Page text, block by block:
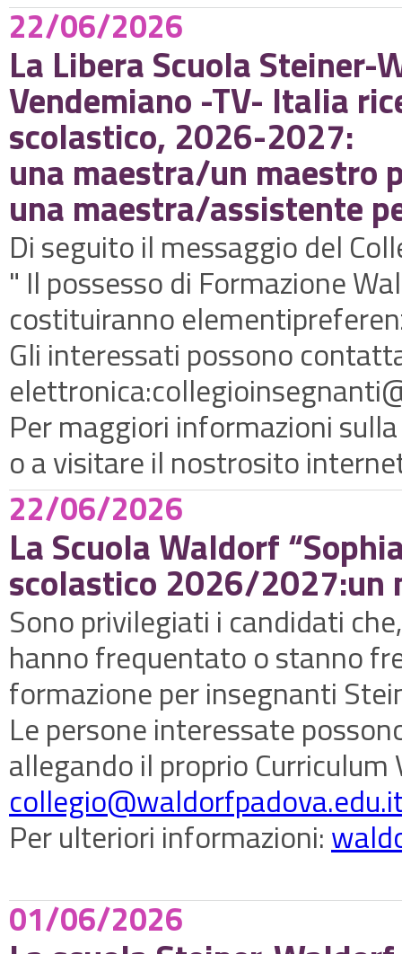
22/06/2026
La Libera Scuola
Vendemiano -TV- Italia
scolastico, 2026-2027:
una maestra/un maestro
una maestra/assistente
Di seguito il messaggio del
" Il possesso di Formazione
costituiranno
Gli interessati possono
Per maggiori informazioni
o a visitare il nostrosito
22/06/2026
La Scuola Waldorf
scolastico 2026/2027:un
Sono privilegiati i candidati
hanno frequentato o stanno
formazione per insegnanti
Le persone interessate
allegando il proprio
Per ulteriori informazioni:
01/06/2026